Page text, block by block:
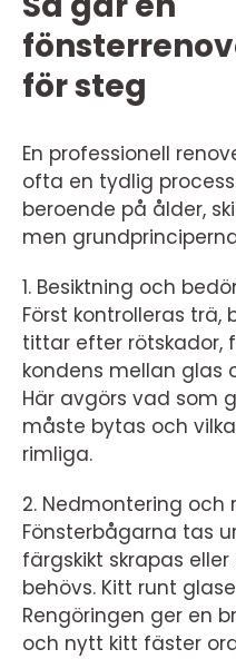
för steg
En professionell
ofta en tydlig
beroende på ålder,
men
1. Besiktning och
Först kontrolleras trä,
tittar efter rötskador,
kondens mellan glas
Här avgörs vad som
måste bytas och
rimliga.
2. Nedmontering och
Fönsterbågarna tas
färgskikt skrapas
behövs. Kitt runt
Rengöringen ger en
och nytt kitt fäster